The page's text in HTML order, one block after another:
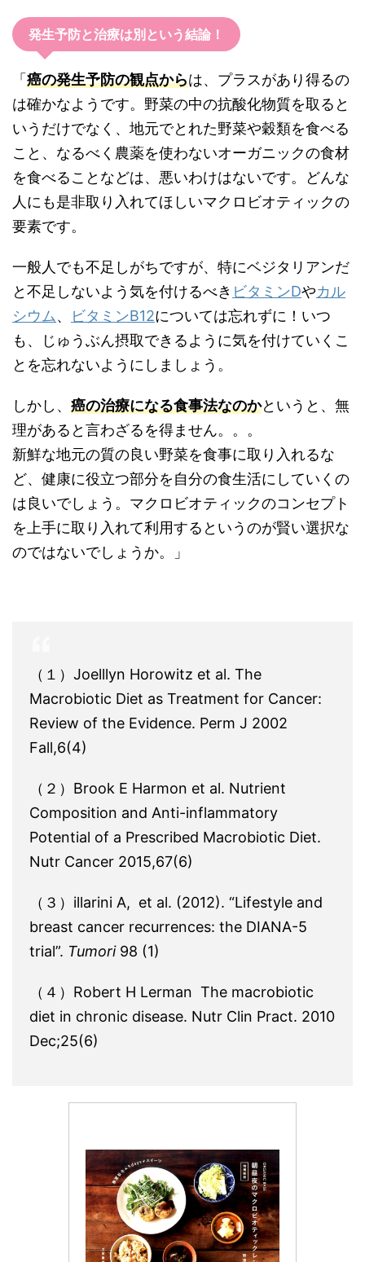
発生予防と治療は別という結論！
「 癌の発生予防の観点からは、プラスがあり得るの
は確かなようです。野菜の中の抗酸化物質を取ると
いうだけでなく、地元でとれた野菜や穀類を食べる
こと、なるべく農薬を使わないオーガニックの食材
を食べることなどは、悪いわけはないです。どんな
人にも是非取り入れてほしいマクロビオティックの
要素です。
一般人でも不足しがちですが、特にベジタリアンだ
と不足しないよう気を付けるべき ビタミンDやカル
シウム、 ビタミンB12については忘れずに！いつ
も、じゅうぶん摂取できるように気を付けていくこ
とを忘れないようにしましょう。
しかし、 癌の治療になる食事法なのかというと、無
理があると言わざるを得ません。。。
新鮮な地元の質の良い野菜を食事に取り入れるな
ど、健康に役立つ部分を自分の食生活にしていくの
は良いでしょう。マクロビオティックのコンセプト
を上手に取り入れて利用するというのが賢い選択な
のではないでしょうか。」
（１）Joelllyn Horowitz et al. The
Macrobiotic Diet as Treatment for Cancer:
Review of the Evidence. Perm J 2002
Fall,6(4)
（２）Brook E Harmon et al. Nutrient
Composition and Anti-inflammatory
Potential of a Prescribed Macrobiotic Diet.
Nutr Cancer 2015,67(6)
（３）illarini A, et al. (2012). “Lifestyle and
breast cancer recurrences: the DIANA-5
trial”. Tumori98 (1)
（４）Robert H Lerman The macrobiotic
diet in chronic disease. Nutr Clin Pract. 2010
Dec;25(6)